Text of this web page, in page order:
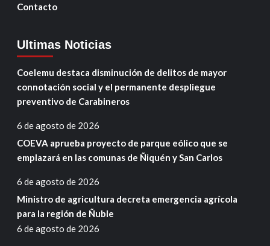
Contacto
Ultimas Noticias
Coelemu destaca disminución de delitos de mayor
connotación social y el permanente despliegue
preventivo de Carabineros
6 de agosto de 2026
COEVA aprueba proyecto de parque eólico que se
emplazará en las comunas de Ñiquén y San Carlos
6 de agosto de 2026
Ministro de agricultura decreta emergencia agrícola
para la región de Ñuble
6 de agosto de 2026